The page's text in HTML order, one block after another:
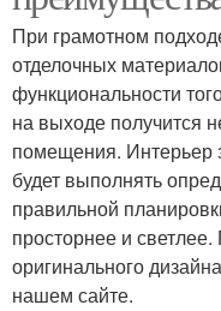
При грамотном
отделочных
функциональности
на выходе получится
помещения. Интерьер
будет выполнять
правильной
просторнее и
оригинального
нашем сайте.